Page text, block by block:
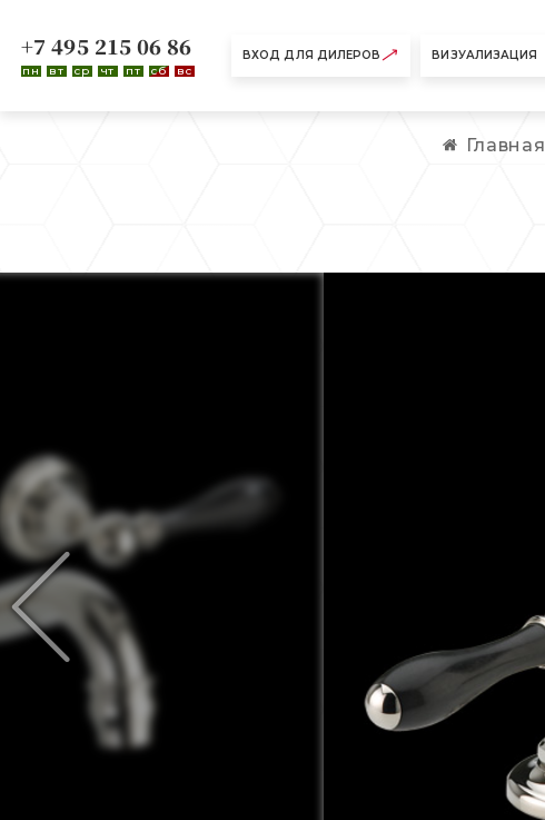
ВХОД ДЛЯ ДИЛЕРОВ ВИЗУАЛИЗАЦИЯ
+7 495 215 06 86
пн вт ср чт пт сб вс
Главная